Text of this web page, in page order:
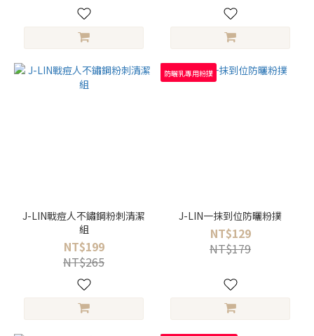
J-LIN戰痘人不鏽鋼粉刺清潔
組
NT$199
NT$265
防曬乳專用粉撲
J-LIN一抹到位防曬粉撲
NT$129
NT$179